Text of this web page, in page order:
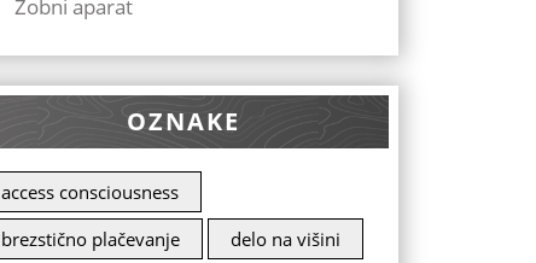
Zobni aparat
OZNAKE
access consciousness
brezstično plačevanje
delo na višini